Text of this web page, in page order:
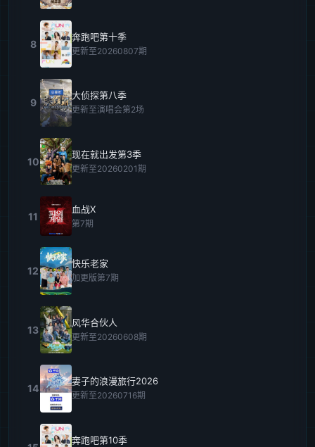
8
奔跑吧第十季
更新至20260807期
9
大侦探第八季
更新至演唱会第2场
10
现在就出发第3季
更新至20260201期
11
血战X
第7期
12
快乐老家
加更版第7期
13
风华合伙人
更新至20260608期
14
妻子的浪漫旅行2026
更新至20260716期
奔跑吧第10季